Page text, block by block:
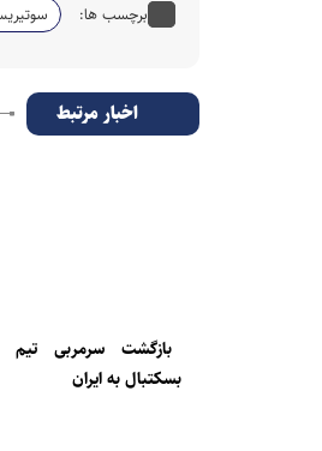
برچسب ها:
اخبار مرتبط
بازگشت سرمربی تیم
بسکتبال به ایران